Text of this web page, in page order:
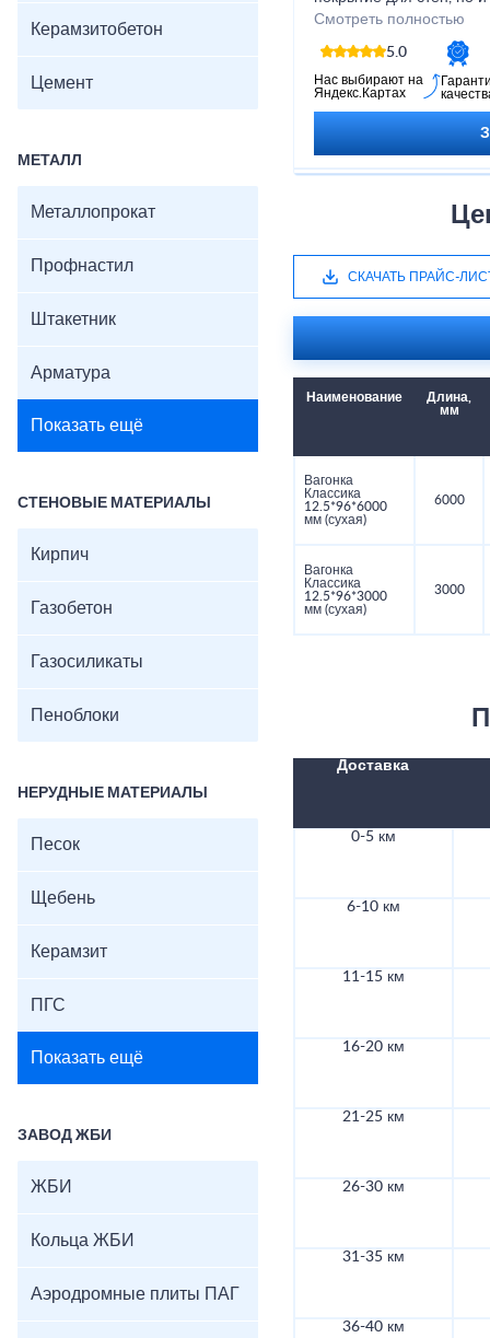
Керамзитобетон
Цемент
МЕТАЛЛ
Металлопрокат
Профнастил
Штакетник
Арматура
Показать ещё
СТЕНОВЫЕ МАТЕРИАЛЫ
Кирпич
Газобетон
Газосиликаты
Пеноблоки
НЕРУДНЫЕ МАТЕРИАЛЫ
Песок
Щебень
Керамзит
ПГС
Показать ещё
ЗАВОД ЖБИ
ЖБИ
Кольца ЖБИ
Аэродромные плиты ПАГ
искусства, которое
неповторимый шарм и
окунуться в
классика!
Смотреть полностью
5.0
Нас выбирают на
Яндекс.Картах
СКАЧАТЬ ПРАЙС-
Наименование
Длина,
мм
Вагонка
Классика
12.5*96*6000
мм (сухая)
6000
Вагонка
Классика
12.5*96*3000
мм (сухая)
3000
Доставка
0-5 км
6-10 км
11-15 км
16-20 км
21-25 км
26-30 км
31-35 км
36-40 км